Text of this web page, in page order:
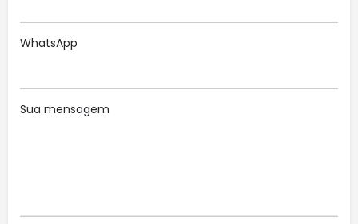
WhatsApp
Sua mensagem